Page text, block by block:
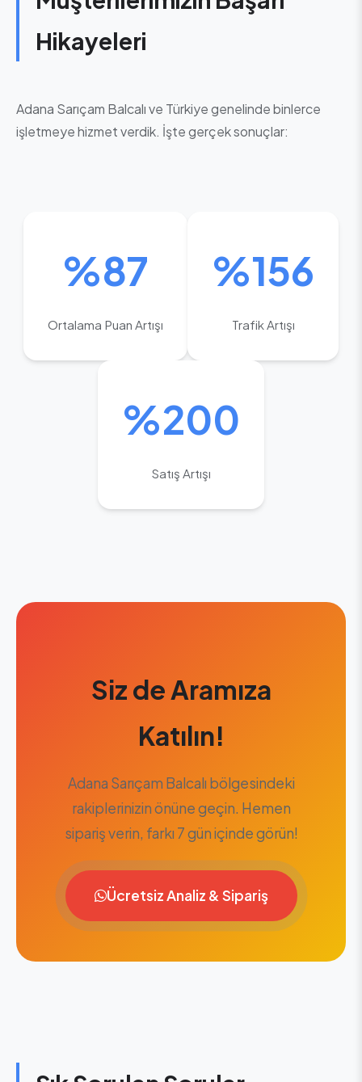
Hikayeleri
Adana Sarıçam Balcalı ve Türkiye genelinde binlerce
işletmeye hizmet verdik. İşte gerçek sonuçlar:
%87
Ortalama Puan Artışı
%156
Trafik Artışı
%200
Satış Artışı
Siz de Aramıza
Katılın!
Adana Sarıçam Balcalı bölgesindeki
rakiplerinizin önüne geçin. Hemen
sipariş verin, farkı 7 gün içinde görün!
Ücretsiz Analiz & Sipariş